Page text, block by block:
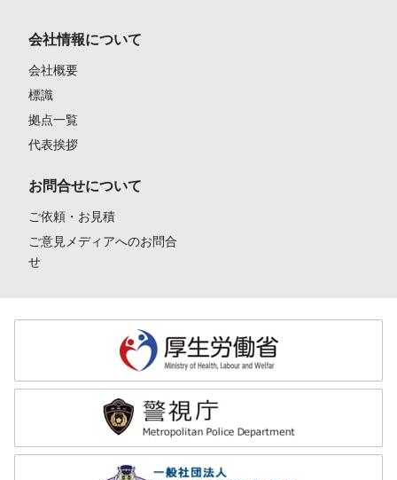
会社情報について
会社概要
標識
拠点一覧
代表挨拶
お問合せについて
ご依頼・お見積
ご意見メディアへのお問合
せ